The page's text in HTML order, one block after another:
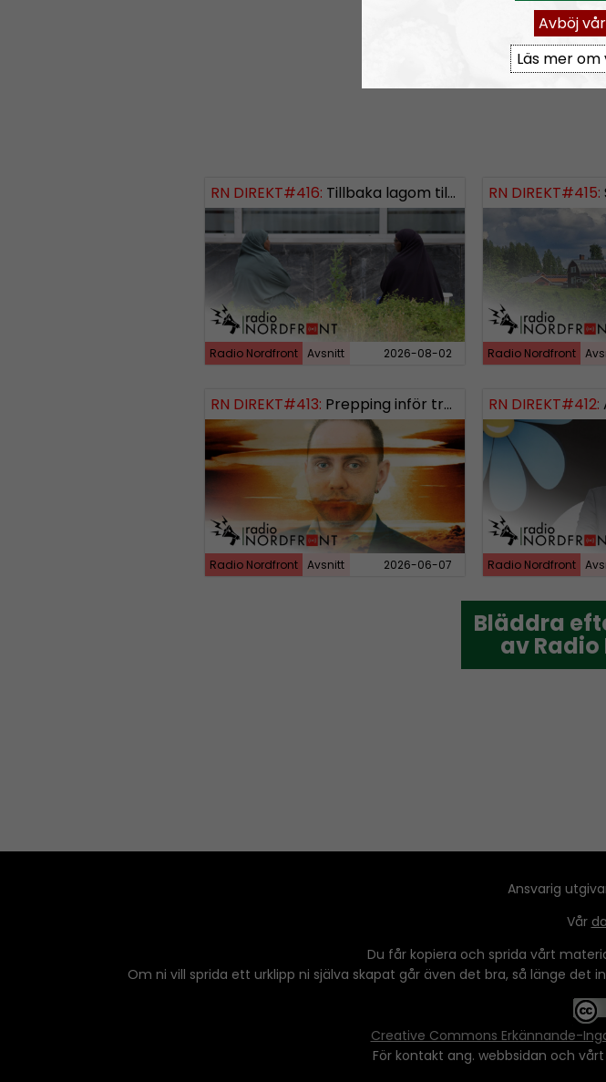
RN DIREKT#416: Tillbaka lagom till främlingsinvasionen
Radio Nordfront Avsnitt 2026-08-02
RN DIREKT#415:
Radio Nordfront
RN DIREKT#413: Prepping inför tredje världskriget
Radio Nordfront Avsnitt 2026-06-07
RN DIREKT#412:
Radio Nordfront
Bläddra
av
Bläddra
av
Ansvarig
Vår
Du får kopiera och sprida vårt
Om ni vill sprida ett urklipp ni själva skapat går även det bra, så länge
Creative Commons Erkännande-
För kontakt ang. webbsidan och
Avböj
Läs mer